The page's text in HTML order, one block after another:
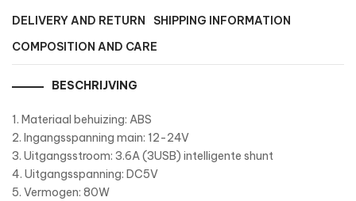
DELIVERY AND RETURN
SHIPPING INFORMATION
COMPOSITION AND CARE
BESCHRIJVING
1. Materiaal behuizing: ABS
2. Ingangsspanning main: 12-24V
3. Uitgangsstroom: 3.6A (3USB) intelligente shunt
4. Uitgangsspanning: DC5V
5. Vermogen: 80W